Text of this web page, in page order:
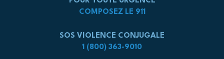
COMPOSEZ LE 911
SOS VIOLENCE CONJUGALE
1 (800) 363-9010